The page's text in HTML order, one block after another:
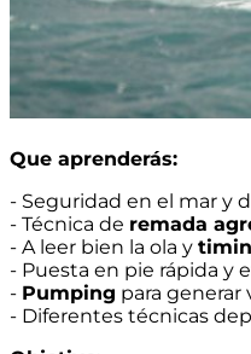
Que aprenderás:
- Seguridad en el mar y
- Técnica de remada
- A leer bien la ola y
- Puesta en pie rápida y
- Pumping para generar
- Diferentes técnicas